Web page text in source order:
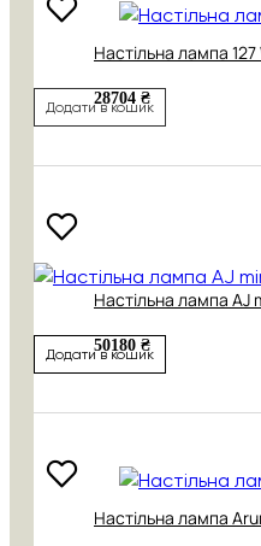
Настільна лампа 127
28704 ₴
Додати в кошик
Настільна лампа AJ
50180 ₴
Додати в кошик
Настільна лампа